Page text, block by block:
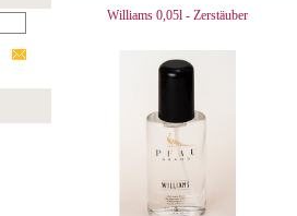
Williams 0,05l - Zerstäuber